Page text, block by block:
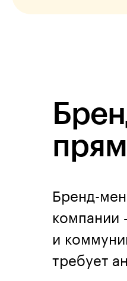
Бренд-
компании
и
требует